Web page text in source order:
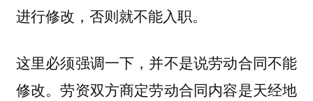
进行修改，否则就不能入职。
这里必须强调一下，并不是说劳动合同不能
修改。劳资双方商定劳动合同内容是天经地